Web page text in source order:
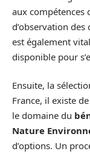
aux compétences
d’observation
est également
disponible pour
Ensuite, la
France, il existe
le domaine du
Nature
d’options. Un